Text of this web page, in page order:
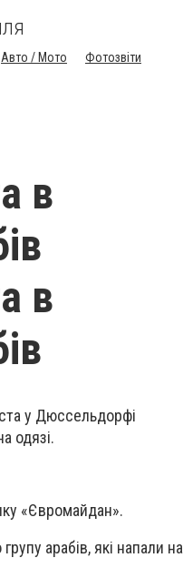
Авто / Мото
Фотозвіти
в
в
у Дюссельдорфі
одязі.
«Євромайдан».
арабів, які напали на